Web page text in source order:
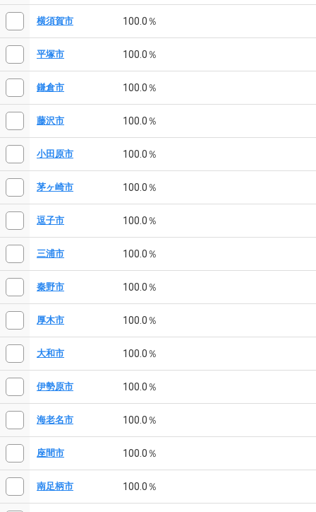
横須賀市 100.0％
平塚市 100.0％
鎌倉市 100.0％
藤沢市 100.0％
小田原市 100.0％
茅ヶ崎市 100.0％
逗子市 100.0％
三浦市 100.0％
秦野市 100.0％
厚木市 100.0％
大和市 100.0％
伊勢原市 100.0％
海老名市 100.0％
座間市 100.0％
南足柄市 100.0％